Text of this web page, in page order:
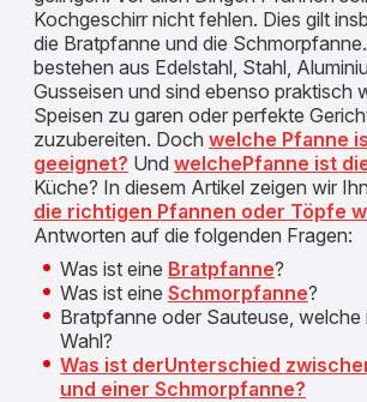
Kochgeschirr nicht fehlen. Dies gilt
die Bratpfanne und die
bestehen aus Edelstahl, Stahl,
Gusseisen und sind ebenso praktisch
Speisen zu garen oder perfekte
zuzubereiten. Doch welche Pfanne
geeignet? Und welchePfanne ist
Küche? In diesem Artikel zeigen wir
die richtigen Pfannen oder Töpfe
Antworten auf die folgenden Fragen:
Was ist eine Bratpfanne?
Was ist eine Schmorpfanne?
Bratpfanne oder Sauteuse, welche
Wahl?
Was ist derUnterschied
und einer Schmorpfanne?